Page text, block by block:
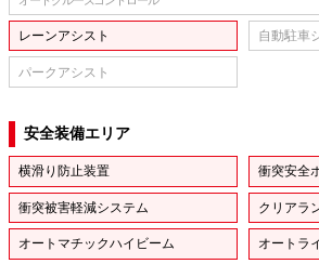
レーンアシスト 自動駐車
パークアシスト
安全装備エリア
横滑り防止装置 衝突安全
衝突被害軽減システム クリアラ
オートマチックハイビーム オートラ